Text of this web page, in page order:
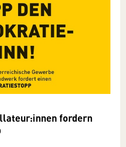
fordern